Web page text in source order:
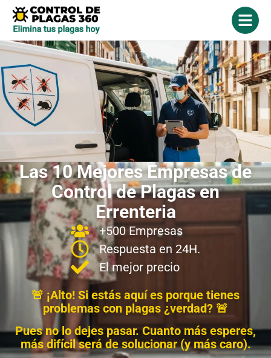
Las 10 Mejores Empresas de
Control de Plagas en
Errenteria
+500 Empresas
Respuesta en 24H.
El mejor precio
🚨 ¡Alto! Si estás aquí es porque tienes
problemas con plagas ¿verdad? 🚨
Pues no lo dejes pasar. Cuanto más esperes,
más difícil será de solucionar (y más caro).